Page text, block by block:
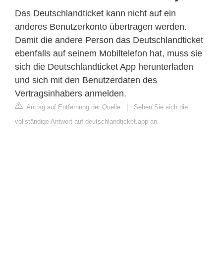
Das Deutschlandticket kann nicht auf ein
anderes Benutzerkonto übertragen werden.
Damit die andere Person das Deutschlandticket
ebenfalls auf seinem Mobiltelefon hat, muss sie
sich die Deutschlandticket App herunterladen
und sich mit den Benutzerdaten des
Vertragsinhabers anmelden.
Antrag auf Entfernung der Quelle | Sehen Sie sich die
vollständige Antwort auf deutschlandticket.app an